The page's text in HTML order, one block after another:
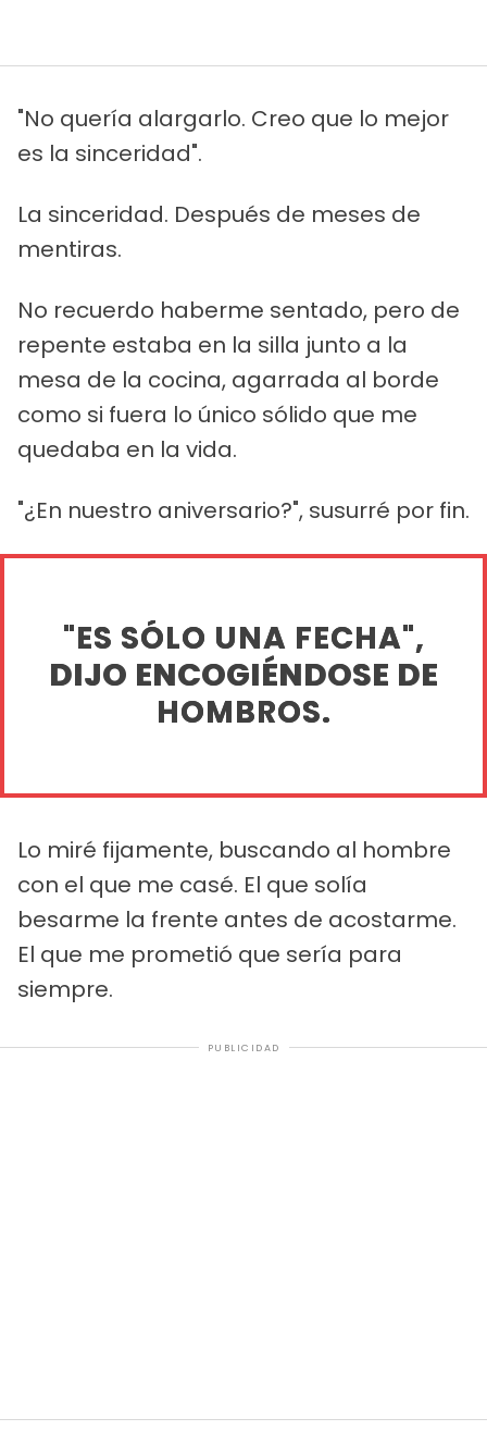
"No quería alargarlo. Creo que lo mejor
es la sinceridad".
La sinceridad. Después de meses de
mentiras.
No recuerdo haberme sentado, pero de
repente estaba en la silla junto a la
mesa de la cocina, agarrada al borde
como si fuera lo único sólido que me
quedaba en la vida.
"¿En nuestro aniversario?", susurré por fin.
"ES SÓLO UNA FECHA",
DIJO ENCOGIÉNDOSE DE
HOMBROS.
Lo miré fijamente, buscando al hombre
con el que me casé. El que solía
besarme la frente antes de acostarme.
El que me prometió que sería para
siempre.
PUBLICIDAD